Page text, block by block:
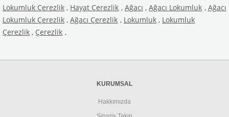
Lokumluk Çerezlik , Hayat Çerezlik , Ağacı , Ağacı Lokumluk , Ağacı
Lokumluk Çerezlik , Ağacı Çerezlik , Lokumluk , Lokumluk
Çerezlik , Çerezlik ,
KURUMSAL
Hakkımızda